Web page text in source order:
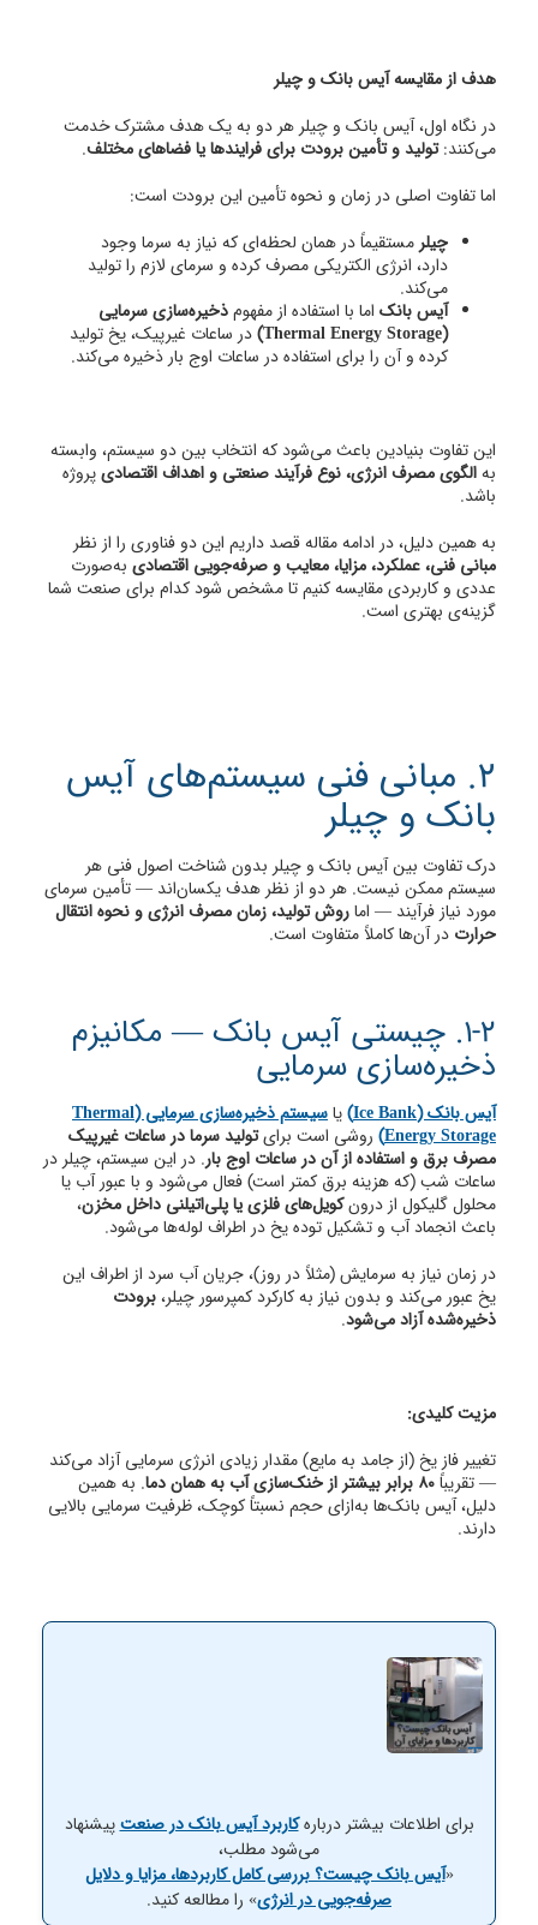
هدف از مقایسه آیس بانک و چیلر
در نگاه اول، آیس بانک و چیلر هر دو به یک هدف مشترک خدمت
می‌کنند:تولید و تأمین برودت برای فرایندها یا فضاهای مختلف.
اما تفاوت اصلی در زمان و نحوه تأمین این برودت است:
چیلر مستقیماً در همان لحظه‌ای که نیاز به سرما وجود
دارد، انرژی الکتریکی مصرف کرده و سرمای لازم را تولید
می‌کند.
آیس بانک اما با استفاده از مفهومذخیره‌سازی سرمایی
(Thermal Energy Storage)
در ساعات غیرپیک، یخ تولید
کرده و آن را برای استفاده در ساعات اوج بار ذخیره می‌کند.
این تفاوت بنیادین باعث می‌شود که انتخاب بین دو سیستم، وابسته
بهالگوی مصرف انرژی، نوع فرآیند صنعتی و اهداف اقتصادیپروژه
باشد.
به همین دلیل، در ادامه مقاله قصد داریم این دو فناوری را از نظر
مبانی فنی، عملکرد، مزایا، معایب و صرفه‌جویی اقتصادی به‌صورت
عددی و کاربردی مقایسه کنیم تا مشخص شود کدام برای صنعت شما
گزینه‌ی بهتری است.
2. مبانی فنی سیستم‌های آیس
بانک و چیلر
درک تفاوت بین آیس بانک و چیلر بدون شناخت اصول فنی هر
سیستم ممکن نیست. هر دو از نظر هدف یکسان‌اند — تأمین سرمای
مورد نیاز فرآیند — اماروش تولید، زمان مصرف انرژی و نحوه انتقال
حرارت در آن‌ها کاملاً متفاوت است.
1-2. چیستی آیس بانک — مکانیزم
ذخیره‌سازی سرمایی
آیس بانک (Ice Bank) یا
سیستم ذخیره‌سازی سرمایی (Thermal
Energy Storage) روشی است برایتولید سرما در ساعات غیرپیک
مصرف برق و استفاده از آن در ساعات اوج بار. در این سیستم، چیلر در
ساعات شب (که هزینه برق کمتر است) فعال می‌شود و با عبور آب یا
محلول گلیکول از درونکویل‌های فلزی یا پلی‌اتیلنی داخل مخزن،
باعث انجماد آب و تشکیل توده یخ در اطراف لوله‌ها می‌شود.
در زمان نیاز به سرمایش (مثلاً در روز)، جریان آب سرد از اطراف این
یخ عبور می‌کند و بدون نیاز به کارکرد کمپرسور چیلر،برودت
ذخیره‌شده آزاد می‌شود.
مزیت کلیدی:
تغییر فاز یخ (از جامد به مایع) مقدار زیادی انرژی سرمایی آزاد می‌کند
— تقریباً۸۰ برابر بیشتر از خنک‌سازی آب به همان دما
. به همین
دلیل، آیس بانک‌ها به‌ازای حجم نسبتاً کوچک، ظرفیت سرمایی بالایی
دارند.
برای اطلاعات بیشتر دربارهکاربرد آیس بانک در صنعتپیشنهاد
می‌شود مطلب،
«آیس بانک چیست؟ بررسی کامل کاربردها، مزایا و دلایل
صرفه‌جویی در انرژی» را مطالعه کنید.